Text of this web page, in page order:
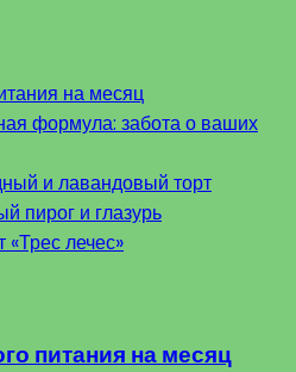
на месяц
формула: забота о ваших
и лавандовый торт
пирог и глазурь
«Трес лечес»
питания на месяц